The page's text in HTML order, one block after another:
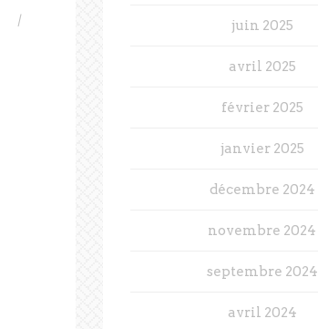
/
juin 2025
avril 2025
février 2025
janvier 2025
décembre 2024
novembre 2024
septembre 2024
avril 2024